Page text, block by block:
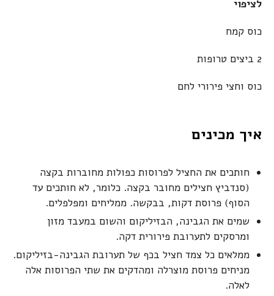
לציפוי
כוס קמח
2 ביצים טרופות
כוס וחצי פירורי לחם
איך מכינים
חותכים את החציל לפרוסות כפולות מחוברות בקצה
(סנדביץ חצילים מחובר בקצה. כלומר, לא חותכים עד
הסוף) פרוסת דקות, בבקשה. ממליחים ומפלפלים.
שמים את הגבינה, הבזיליקום והשום במעבד מזון
ומרסקים לתערובת פירורית דקה.
ממלאים כל צמד חציל בכף של תערובת הגבינה-בזיליקום.
מניחים פרוסת מוצרלה ומהדקים את שתי הפרוסות אלה
לאלה.